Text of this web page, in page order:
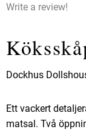
Write a review!
Dockhus
Ett vackert
matsal. Två